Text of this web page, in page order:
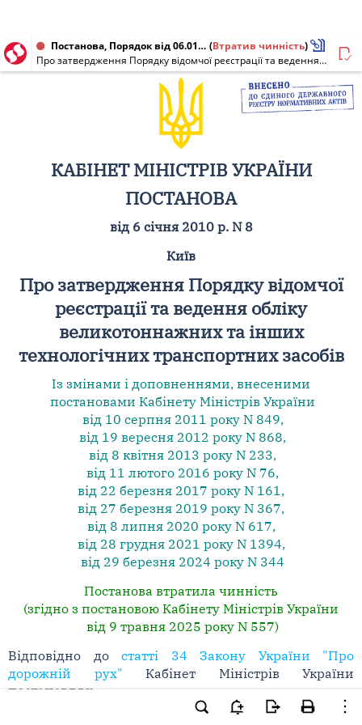
Постанова, Порядок від 06.01.2010 № 8 (Втратив чинність)
Про затвердження Порядку відомчої реєстрації та ведення обліку великотоннажних та інших технологічних транспортних засобів